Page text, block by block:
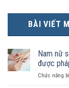
BÀI VIẾT
Nam nữ
được
Chức năng